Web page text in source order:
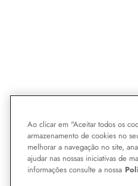
Ao clicar em "Aceitar todos os
armazenamento de cookies no
melhorar a navegação no site,
ajudar nas nossas iniciativas de
informações consulte a nossa